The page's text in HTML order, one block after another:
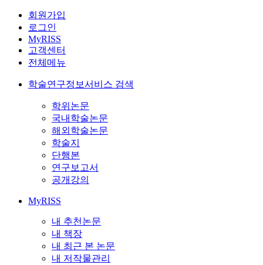
회원가입
로그인
MyRISS
고객센터
전체메뉴
학술연구정보서비스 검색
학위논문
국내학술논문
해외학술논문
학술지
단행본
연구보고서
공개강의
MyRISS
내 추천논문
내 책장
내 최근 본 논문
내 저작물관리